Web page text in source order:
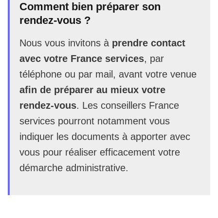
Comment bien préparer son
rendez-vous ?
Nous vous invitons à prendre contact
avec votre France services, par
téléphone ou par mail, avant votre venue
afin de préparer au mieux votre
rendez-vous. Les conseillers France
services pourront notamment vous
indiquer les documents à apporter avec
vous pour réaliser efficacement votre
démarche administrative.